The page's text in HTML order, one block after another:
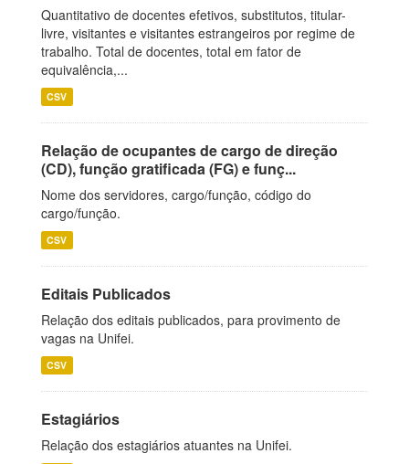
Quantitativo de docentes efetivos, substitutos, titular-
livre, visitantes e visitantes estrangeiros por regime de
trabalho. Total de docentes, total em fator de
equivalência,...
CSV
Relação de ocupantes de cargo de direção
(CD), função gratificada (FG) e funç...
Nome dos servidores, cargo/função, código do
cargo/função.
CSV
Editais Publicados
Relação dos editais publicados, para provimento de
vagas na Unifei.
CSV
Estagiários
Relação dos estagiários atuantes na Unifei.